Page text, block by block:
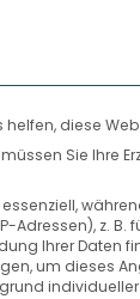
diese
Sie Ihre
Adressen), z. B.
Ihrer Daten
um dieses